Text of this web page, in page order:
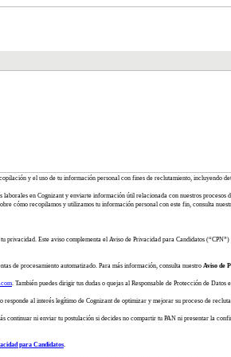
y el uso de tu información personal con fines de reclutamiento, incluyendo
en Cognizant y enviarte información útil relacionada con nuestros
cómo recopilamos y utilizamos tu información personal con este fin, consulta
Este aviso complementa el Aviso de Privacidad para Candidatos
de procesamiento automatizado. Para más información, consulta nuestro Aviso de
. También puedes dirigir tus dudas o quejas al Responsable de Protección de Datos
al interés legítimo de Cognizant de optimizar y mejorar su proceso de
ni enviar tu postulación si decides no compartir tu PAN ni presentar la
para Candidatos.